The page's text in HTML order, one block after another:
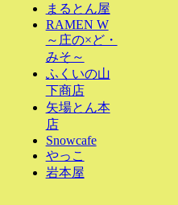
まるとん屋
RAMEN W
～庄の×ど・
みそ～
ふくいの山
下商店
矢場とん本
店
Snowcafe
やっこ
岩本屋